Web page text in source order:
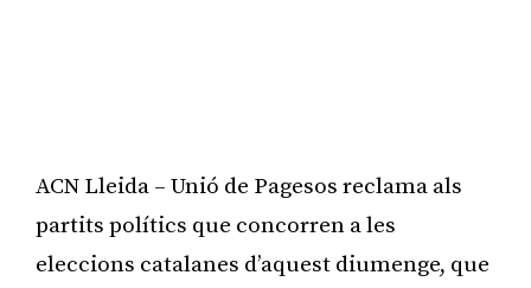
ACN Lleida – Unió de Pagesos reclama als
partits polítics que concorren a les
eleccions catalanes d’aquest diumenge, que